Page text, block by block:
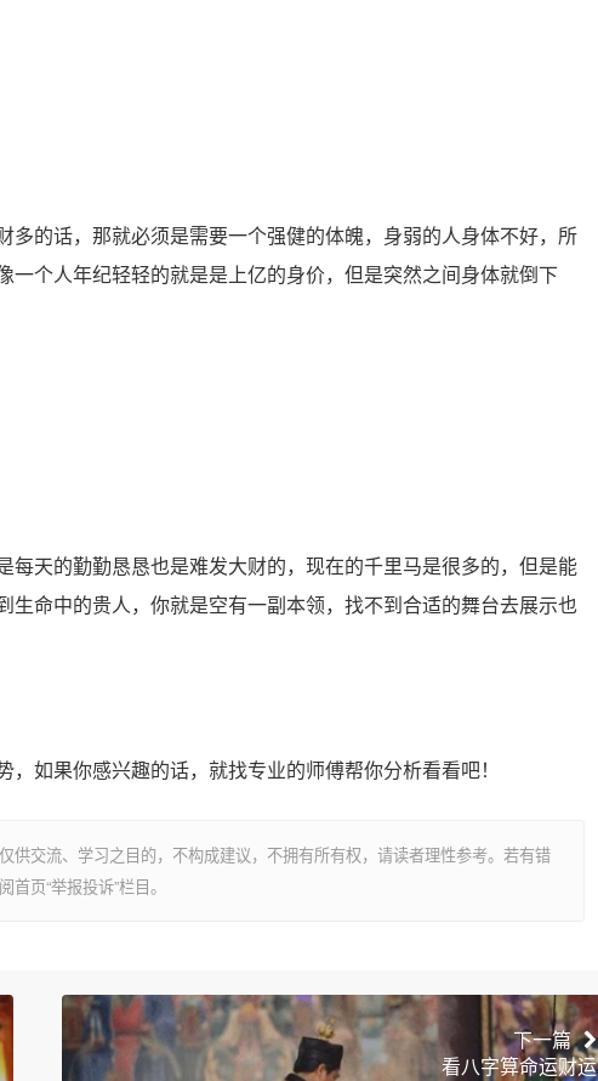
的话，那就必须是需要一个强健的体魄，身弱的人身体不好，所
个人年纪轻轻的就是是上亿的身价，但是突然之间身体就倒下
天的勤勤恳恳也是难发大财的，现在的千里马是很多的，但是能
命中的贵人，你就是空有一副本领，找不到合适的舞台去展示也
果你感兴趣的话，就找专业的师傅帮你分析看看吧！
交流、学习之目的，不构成建议，不拥有所有权，请读者理性参考。若有错
页“举报投诉”栏目。
下一篇
看八字算命运财运